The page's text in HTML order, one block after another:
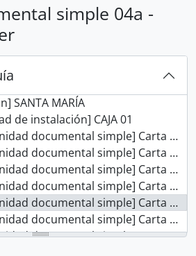
simple 04a -
BERNARDO MORAWSKY
DE LA INDEPENDENCIA DEL PERÚ EN EL AGI
JORGE ORTIZ SOTELO
MISCELÁNEA
PUBLIO ENRICO POLI VALDIVIA
SANTA MARÍA
de instalación] CAJA 01
documental simple] Carta de obligación
documental simple] Carta de obligación
documental simple] Carta de obligación
documental simple] Carta de venta de esclavo
documental simple] Carta de poder
documental simple] Carta de poder
documental simple] Carta de venta de esclavo